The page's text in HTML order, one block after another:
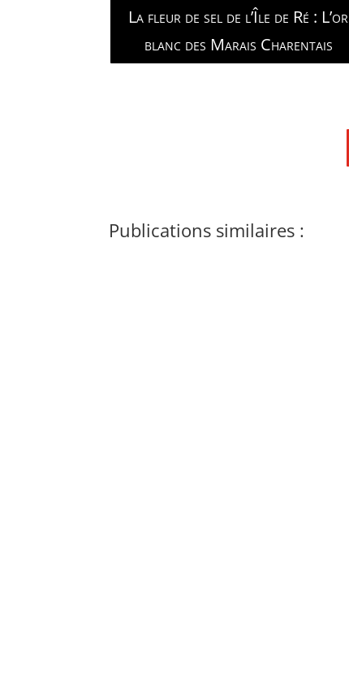
La fleur de sel de l’Île de Ré : L’or
blanc des Marais Charentais
Publications similaires :